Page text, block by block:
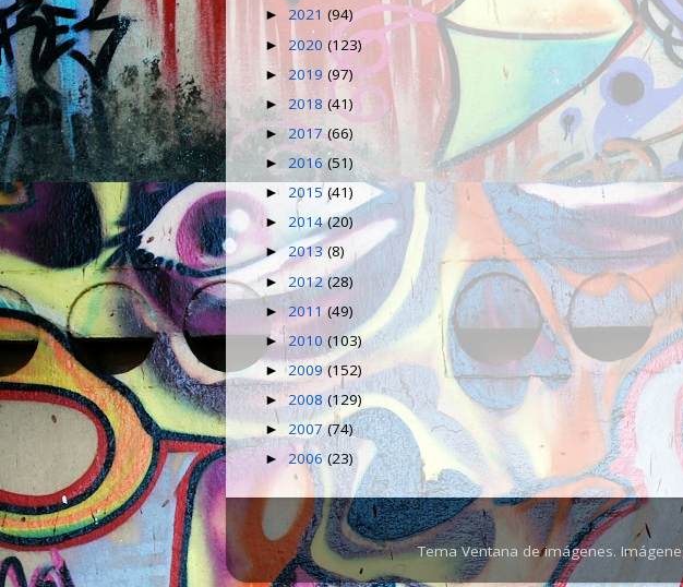
► 2021 (94)
► 2020 (123)
► 2019 (97)
► 2018 (41)
► 2017(66)
►2016(51)
► 2015(41)
► 2014(20)
►2013(8)
► 2012(28)
► 2011(49)
►2010(103)
►2009(152)
►2008(129)
► 2007(74)
► 2006(23)
Tema Ventana de imágenes.